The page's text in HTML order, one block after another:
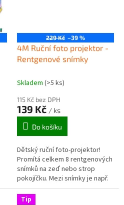
229 Kč –39 %
4M Ruční foto projektor -
Rentgenové snímky
Skladem (>5 ks)
115 Kč bez DPH
139 Kč / ks
Do košíku
Dětský ruční foto-projektor!
Promítá celkem 8 rentgenových
snímků na zeď nebo strop
pokojíčku. Mezi snímky je např.
lebka, pánev, mozek, srdce a
další části lidského těla....
Tip